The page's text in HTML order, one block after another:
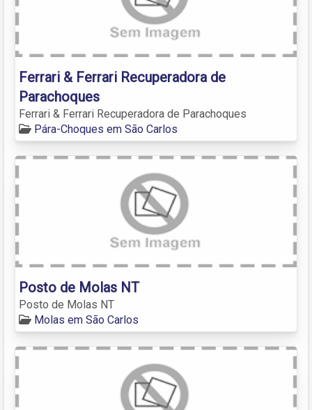
Ferrari & Ferrari Recuperadora de
Parachoques
Ferrari & Ferrari Recuperadora de Parachoques
Pára-Choques em São Carlos
Posto de Molas NT
Posto de Molas NT
Molas em São Carlos